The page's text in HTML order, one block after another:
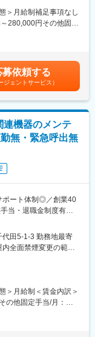
けに、試薬等の分配・
み立てまで社内一貫
ず、顧客のニーズに
の強みです。
会社で一括手配して
おります。（本人負
ンゲージメント
ルダーを始め当社を
いただきます。
考慮しながら役割を
ていきます。組織拡
たいと思います。上
ひ責任感のある仕事
業務従事も可能で
＞月給制補足事項なし
280,000円その他固定
補足＞■その他固定手
・職務手当 30,000円
６月・11月）賃金は
上下する可能性があ
です。
募依頼する
ジェントサービス）
連機器のメンテ
無・緊急呼出無
ポート体制◎／創業40
当・退職金制度有
集します。ご担当い
培養関連の機器メン
代田5-1-3 勤務地最寄
全面禁煙変更の範
＞月給制＜賃金内訳＞
の他固定手当/月：